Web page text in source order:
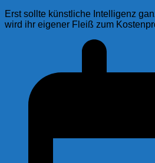
Erst sollte künstliche Intelligenz
wird ihr eigener Fleiß zum